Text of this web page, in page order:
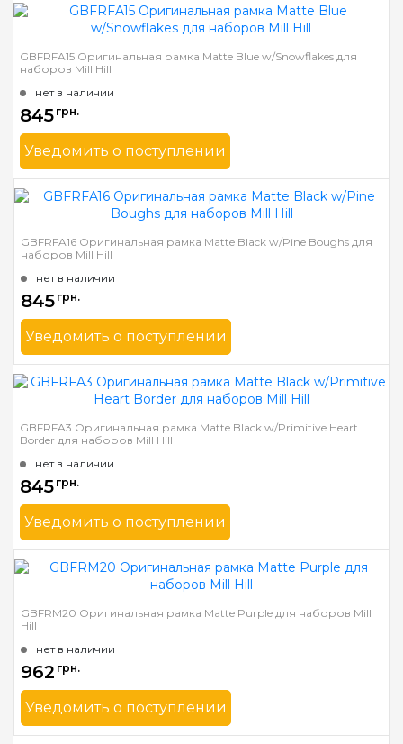
Страна-производитель
США
Материал багета
GBFRFA15 Оригинальная рамка Matte Blue w/Snowflakes для
наборов Mill Hill
нет в наличии
845 грн.
Уведомить о поступлении
Бренд
Mill Hill
Страна-производитель
США
Материал багета
GBFRFA16 Оригинальная рамка Matte Black w/Pine Boughs для
наборов Mill Hill
нет в наличии
845 грн.
Уведомить о поступлении
Бренд
Mill Hill
Страна-производитель
США
Материал багета
GBFRFA3 Оригинальная рамка Matte Black w/Primitive Heart
Border для наборов Mill Hill
нет в наличии
845 грн.
Уведомить о поступлении
Бренд
Mill Hill
Страна-производитель
США
Материал багета
GBFRM20 Оригинальная рамка Matte Purple для наборов Mill
Hill
нет в наличии
962 грн.
Уведомить о поступлении
Бренд
Mill Hill